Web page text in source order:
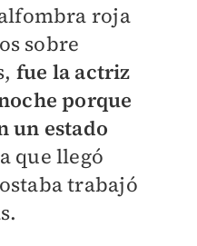
roja
sobre
fue la actriz
porque
un estado
que llegó
trabajó